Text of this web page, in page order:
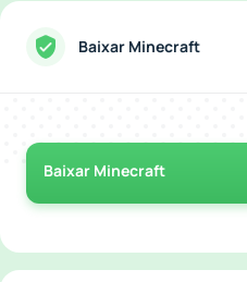
Baixar Minecraft
Baixar Minecraft